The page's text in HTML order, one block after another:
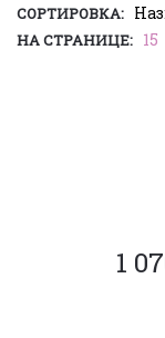
СОРТИРОВКА:
НА СТРАНИЦЕ: 15
1